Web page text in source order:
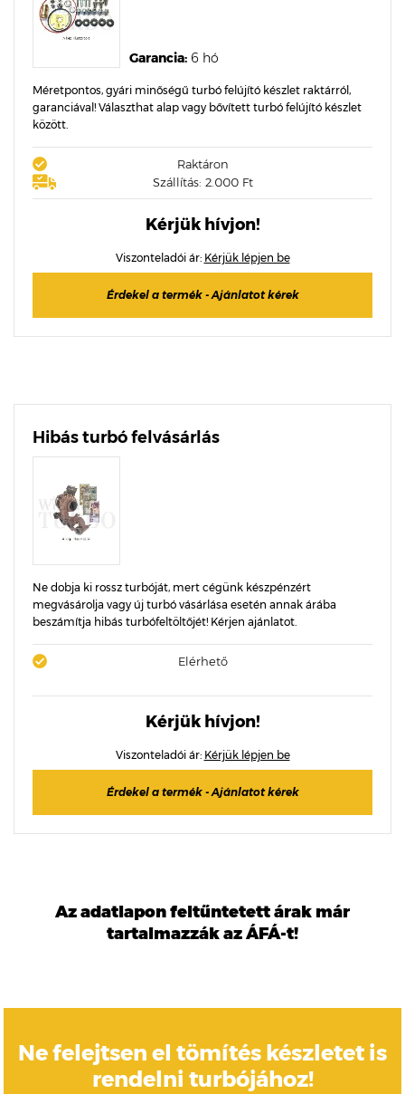
Garancia: 6 hó
Méretpontos, gyári minőségű turbó felújító készlet raktárról,
garanciával! Választhat alap vagy bővített turbó felújító készlet
között.
Raktáron
Szállítás: 2.000 Ft
Kérjük hívjon!
Viszonteladói ár: Kérjük lépjen be
Érdekel a termék - Ajánlatot kérek
Hibás turbó felvásárlás
Ne dobja ki rossz turbóját, mert cégünk készpénzért
megvásárolja vagy új turbó vásárlása esetén annak árába
beszámítja hibás turbófeltöltőjét! Kérjen ajánlatot.
Elérhető
Kérjük hívjon!
Viszonteladói ár: Kérjük lépjen be
Érdekel a termék - Ajánlatot kérek
Az adatlapon feltűntetett árak már
tartalmazzák az ÁFÁ-t!
Ne felejtsen el tömítés készletet is
rendelni turbójához!